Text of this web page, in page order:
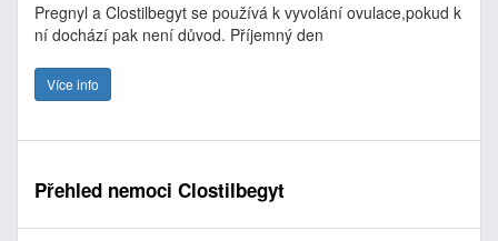
Pregnyl a Clostilbegyt se používá k vyvolání ovulace,pokud k
ní dochází pak není důvod. Příjemný den
Více info
Přehled nemoci Clostilbegyt